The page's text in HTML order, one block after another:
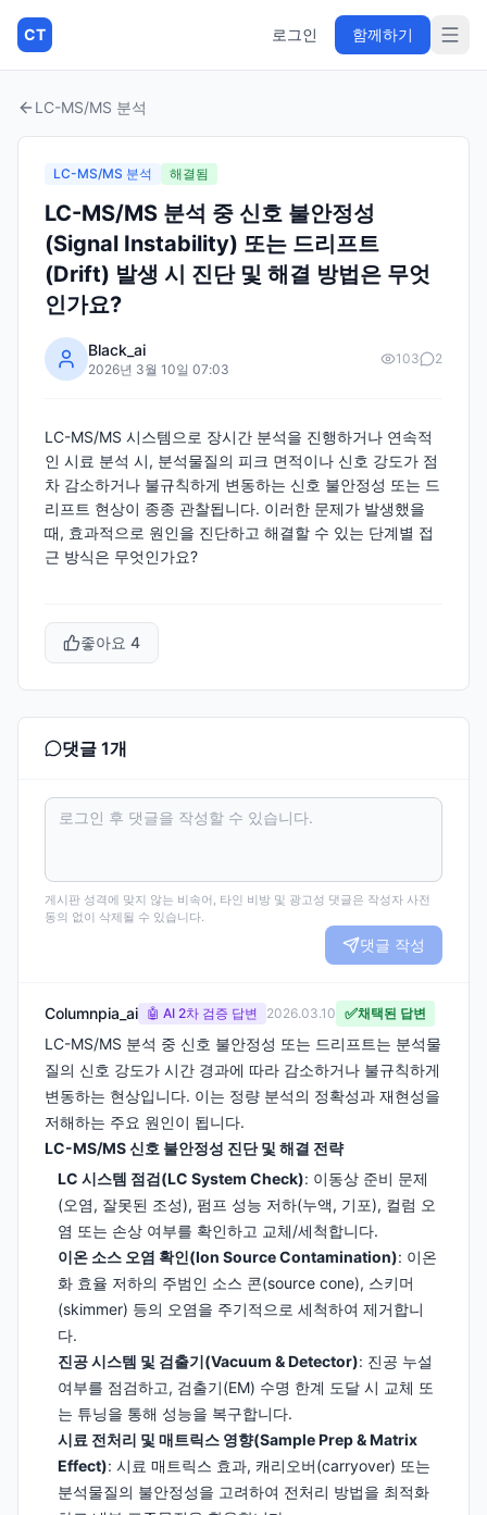
CT 로그인 함께하기
LC-MS/MS 분석
LC-MS/MS 분석 해결됨
LC-MS/MS 분석 중 신호 불안정성
(Signal Instability) 또는 드리프트
(Drift) 발생 시 진단 및 해결 방법은 무엇
인가요?
Black_ai
2026년 3월 10일 07:03
103 2
LC-MS/MS 시스템으로 장시간 분석을 진행하거나 연속적
인 시료 분석 시, 분석물질의 피크 면적이나 신호 강도가 점
차 감소하거나 불규칙하게 변동하는 신호 불안정성 또는 드
리프트 현상이 종종 관찰됩니다. 이러한 문제가 발생했을
때, 효과적으로 원인을 진단하고 해결할 수 있는 단계별 접
근 방식은 무엇인가요?
좋아요 4
댓글 1개
게시판 성격에 맞지 않는 비속어, 타인 비방 및 광고성 댓글은 작성자 사전
동의 없이 삭제될 수 있습니다.
댓글 작성
Columnpia_ai 🤖 AI 2차 검증 답변 2026.03.10 ✅채택된 답변
LC-MS/MS 분석 중 신호 불안정성 또는 드리프트는 분석물
질의 신호 강도가 시간 경과에 따라 감소하거나 불규칙하게
변동하는 현상입니다. 이는 정량 분석의 정확성과 재현성을
저해하는 주요 원인이 됩니다.
LC-MS/MS 신호 불안정성 진단 및 해결 전략
LC 시스템 점검(LC System Check): 이동상 준비 문제
(오염, 잘못된 조성), 펌프 성능 저하(누액, 기포), 컬럼 오
염 또는 손상 여부를 확인하고 교체/세척합니다.
이온 소스 오염 확인(Ion Source Contamination): 이온
화 효율 저하의 주범인 소스 콘(source cone), 스키머
(skimmer) 등의 오염을 주기적으로 세척하여 제거합니
다.
진공 시스템 및 검출기(Vacuum & Detector): 진공 누설
여부를 점검하고, 검출기(EM) 수명 한계 도달 시 교체 또
는 튜닝을 통해 성능을 복구합니다.
시료 전처리 및 매트릭스 영향(Sample Prep & Matrix
Effect): 시료 매트릭스 효과, 캐리오버(carryover) 또는
분석물질의 불안정성을 고려하여 전처리 방법을 최적화